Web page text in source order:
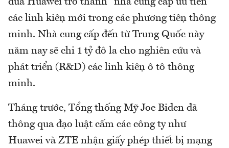
đưa Huawei trở thành "nhà cung cấp ưu tiên"
các linh kiện mới trong các phương tiện thông
minh. Nhà cung cấp đến từ Trung Quốc này
năm nay sẽ chi 1 tỷ đô la cho nghiên cứu và
phát triển (R&D) các linh kiện ô tô thông
minh.
Tháng trước, Tổng thống Mỹ Joe Biden đã
thông qua đạo luật cấm các công ty như
Huawei và ZTE nhận giấy phép thiết bị mạng